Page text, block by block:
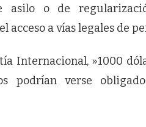
asilo o de
acceso a vías legales de
Internacional, »1000
podrían verse